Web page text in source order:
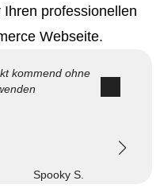
professionellen
Webseite.
kommend ohne
Spooky S.